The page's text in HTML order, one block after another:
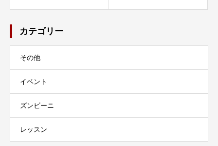
カテゴリー
その他
イベント
ズンビーニ
レッスン